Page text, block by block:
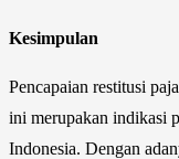
Kesimpulan
Pencapaian restitusi
ini merupakan indikasi
Indonesia. Dengan